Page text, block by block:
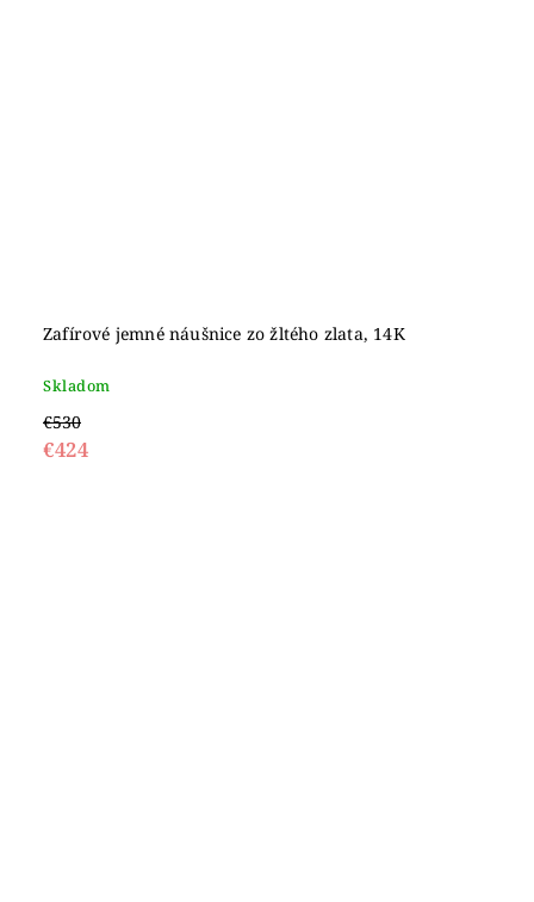
Zafírové jemné náušnice zo žltého zlata, 14K
Skladom
€530
€424